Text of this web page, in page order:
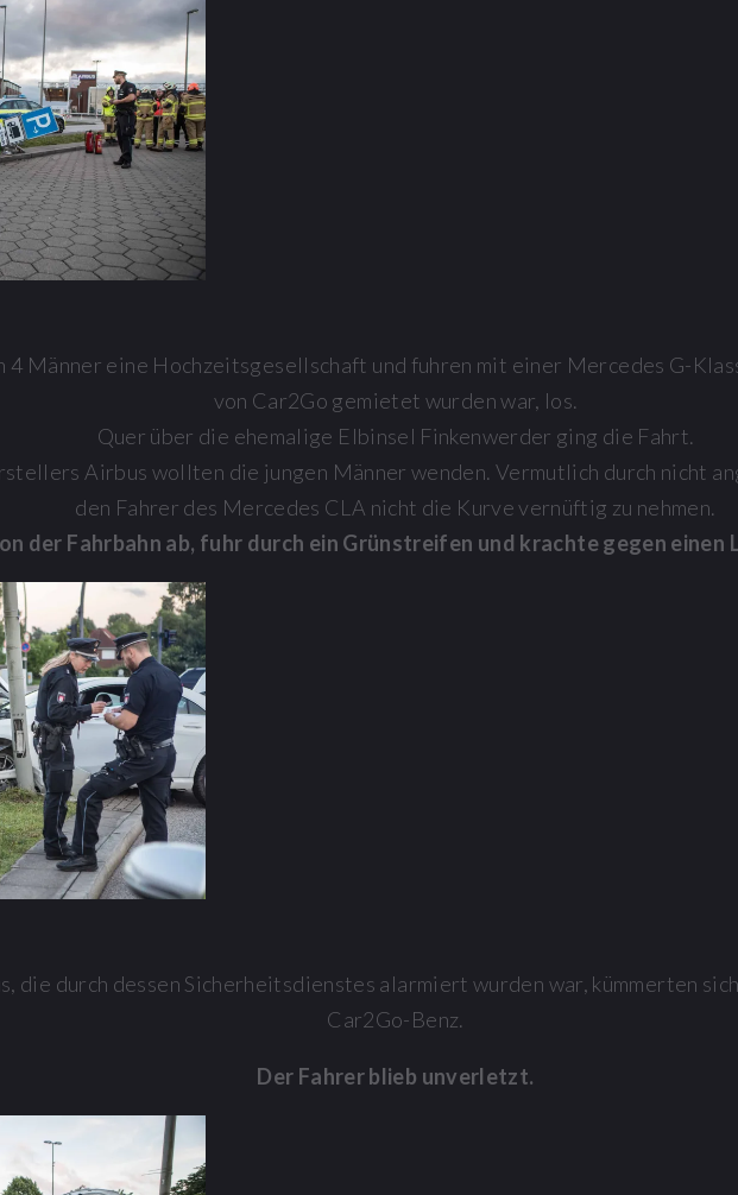
4 Männer eine Hochzeitsgesellschaft und fuhren mit einer Mercedes G-
von Car2Go gemietet wurden war, los.
Quer über die ehemalige Elbinsel Finkenwerder ging die Fahrt.
Airbus wollten die jungen Männer wenden. Vermutlich durch nicht
den Fahrer des Mercedes CLA nicht die Kurve vernüftig zu nehmen.
der Fahrbahn ab, fuhr durch ein Grünstreifen und krachte gegen einen
die durch dessen Sicherheitsdienstes alarmiert wurden war, kümmerten
Car2Go-Benz.
Der Fahrer blieb unverletzt.